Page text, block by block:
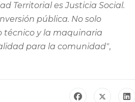
Territorial es Justicia Social.
pública. No solo
técnico y la maquinaria
para la comunidad",